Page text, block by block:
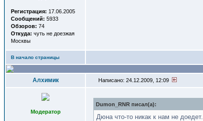
Регистрация: 17.06.2005
Сообщений: 5933
Обзоров: 74
Откуда: чуть не доезжая
Москвы
В начало страницы
Алхимик Написано: 24.12.2009, 12:09
Модератор
Dumon_RNR писал(a):
Дюна что-то никак к нам не доедет.